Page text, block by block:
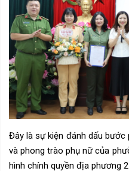
Đây là sự kiện đánh dấu
và phong trào phụ nữ của
hình chính quyền địa phương